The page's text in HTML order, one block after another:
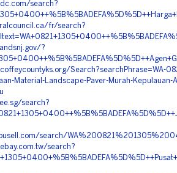
search?
fr/search?
?
Search?searchPhrase=WA-
Material-Landscape-Paver-Murah-Kepulauan-
search?
search/
search?